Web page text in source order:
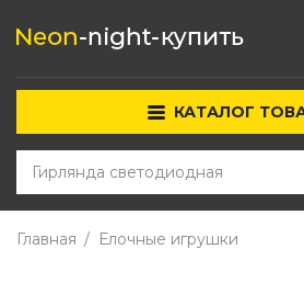
КАТАЛОГ
Главная Елочные игрушки